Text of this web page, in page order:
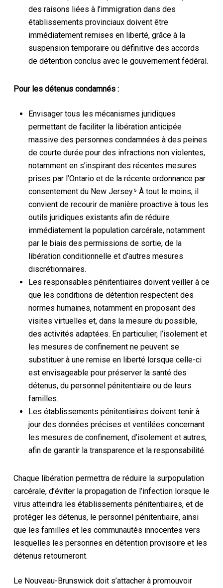
des raisons liées à l’immigration dans des
établissements provinciaux doivent être
immédiatement remises en liberté, grâce à la
suspension temporaire ou définitive des accords
de détention conclus avec le gouvernement fédéral.
Pour les détenus condamnés :
Envisager tous les mécanismes juridiques
permettant de faciliter la libération anticipée
massive des personnes condamnées à des peines
de courte durée pour des infractions non violentes,
notamment en s’inspirant des récentes mesures
prises par l’Ontario et de la récente ordonnance par
consentement du New Jersey.⁵ À tout le moins, il
convient de recourir de manière proactive à tous les
outils juridiques existants afin de réduire
immédiatement la population carcérale, notamment
par le biais des permissions de sortie, de la
libération conditionnelle et d’autres mesures
discrétionnaires.
Les responsables pénitentiaires doivent veiller à ce
que les conditions de détention respectent des
normes humaines, notamment en proposant des
visites virtuelles et, dans la mesure du possible,
des activités adaptées. En particulier, l’isolement et
les mesures de confinement ne peuvent se
substituer à une remise en liberté lorsque celle-ci
est envisageable pour préserver la santé des
détenus, du personnel pénitentiaire ou de leurs
familles.
Les établissements pénitentiaires doivent tenir à
jour des données précises et ventilées concernant
les mesures de confinement, d’isolement et autres,
afin de garantir la transparence et la responsabilité.
Chaque libération permettra de réduire la surpopulation
carcérale, d’éviter la propagation de l’infection lorsque le
virus atteindra les établissements pénitentiaires, et de
protéger les détenus, le personnel pénitentiaire, ainsi
que les familles et les communautés innocentes vers
lesquelles les personnes en détention provisoire et les
détenus retourneront.
Le Nouveau-Brunswick doit s’attacher à promouvoir